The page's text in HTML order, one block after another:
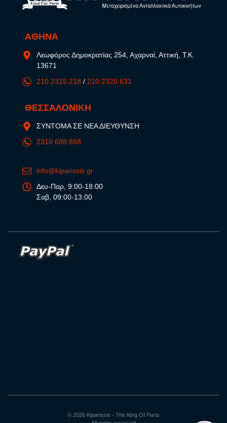
ΑΘΗΝΑ
Λεωφόρος Δημοκρατίας 254, Αχαρναί, Αττική, Τ.Κ.
13671
210.2315.218 / 210.2320.631
ΘΕΣΣΑΛΟΝΙΚΗ
ΣΥΝΤΟΜΑ ΣΕ ΝΕΑ ΔΙΕΥΘΥΝΣΗ
2310.688.868
info@kiparissis.gr
Δευ-Παρ, 9:00-18:00
Σαβ, 09:00-13:00
© 2026 Kiparissis - The King Of Parts